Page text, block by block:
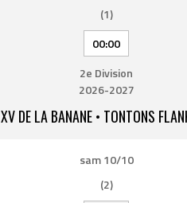
(1)
00:00
2e Division
2026-2027
XV DE LA BANANE • TONTONS
sam 10/10
(2)